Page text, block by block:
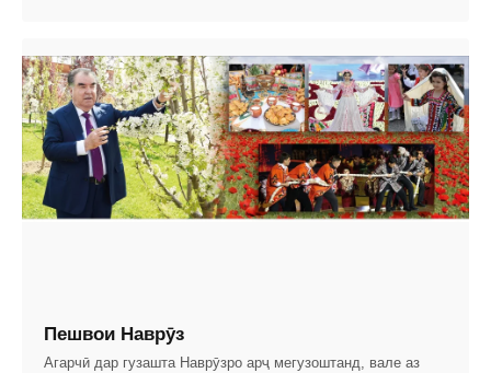
Пешвои Наврӯз
Агарчӣ дар гузашта Наврӯзро арҷ мегузоштанд, вале аз